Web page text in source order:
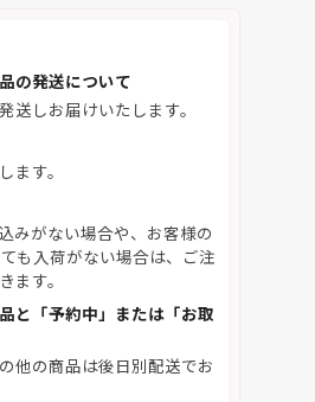
の発送について
送しお届けいたします。
ます。
みがない場合や、お客様の
も入荷がない場合は、ご注
ます。
と「予約中」または「お取
他の商品は後日別配送でお